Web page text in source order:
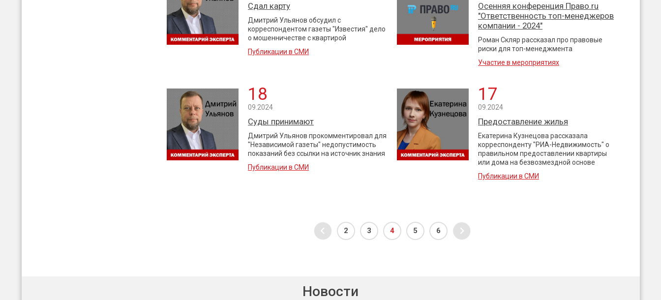
Сдал карту
Дмитрий Ульянов обсудил с
корреспондентом газеты "Известия" дело
о мошенничестве с квартирой
Публикации в СМИ
Осенняя конференция Право.ru
"Ответственность топ-менеджеров
компании - 2024"
Роман Скляр рассказал про правовые
риски для топ-менеджмента
Участие в мероприятиях
18
09.2024
Суды принимают
Дмитрий Ульянов прокомментировал для
"Независимой газеты" недопустимость
показаний без ссылки на источник знания
Публикации в СМИ
17
09.2024
Предоставление жилья
Екатерина Кузнецова рассказала
корреспонденту "РИА-Недвижимость" о
правильном предоставлении квартиры
или дома на безвозмездной основе
Публикации в СМИ
2 3 4 5 6
Новости